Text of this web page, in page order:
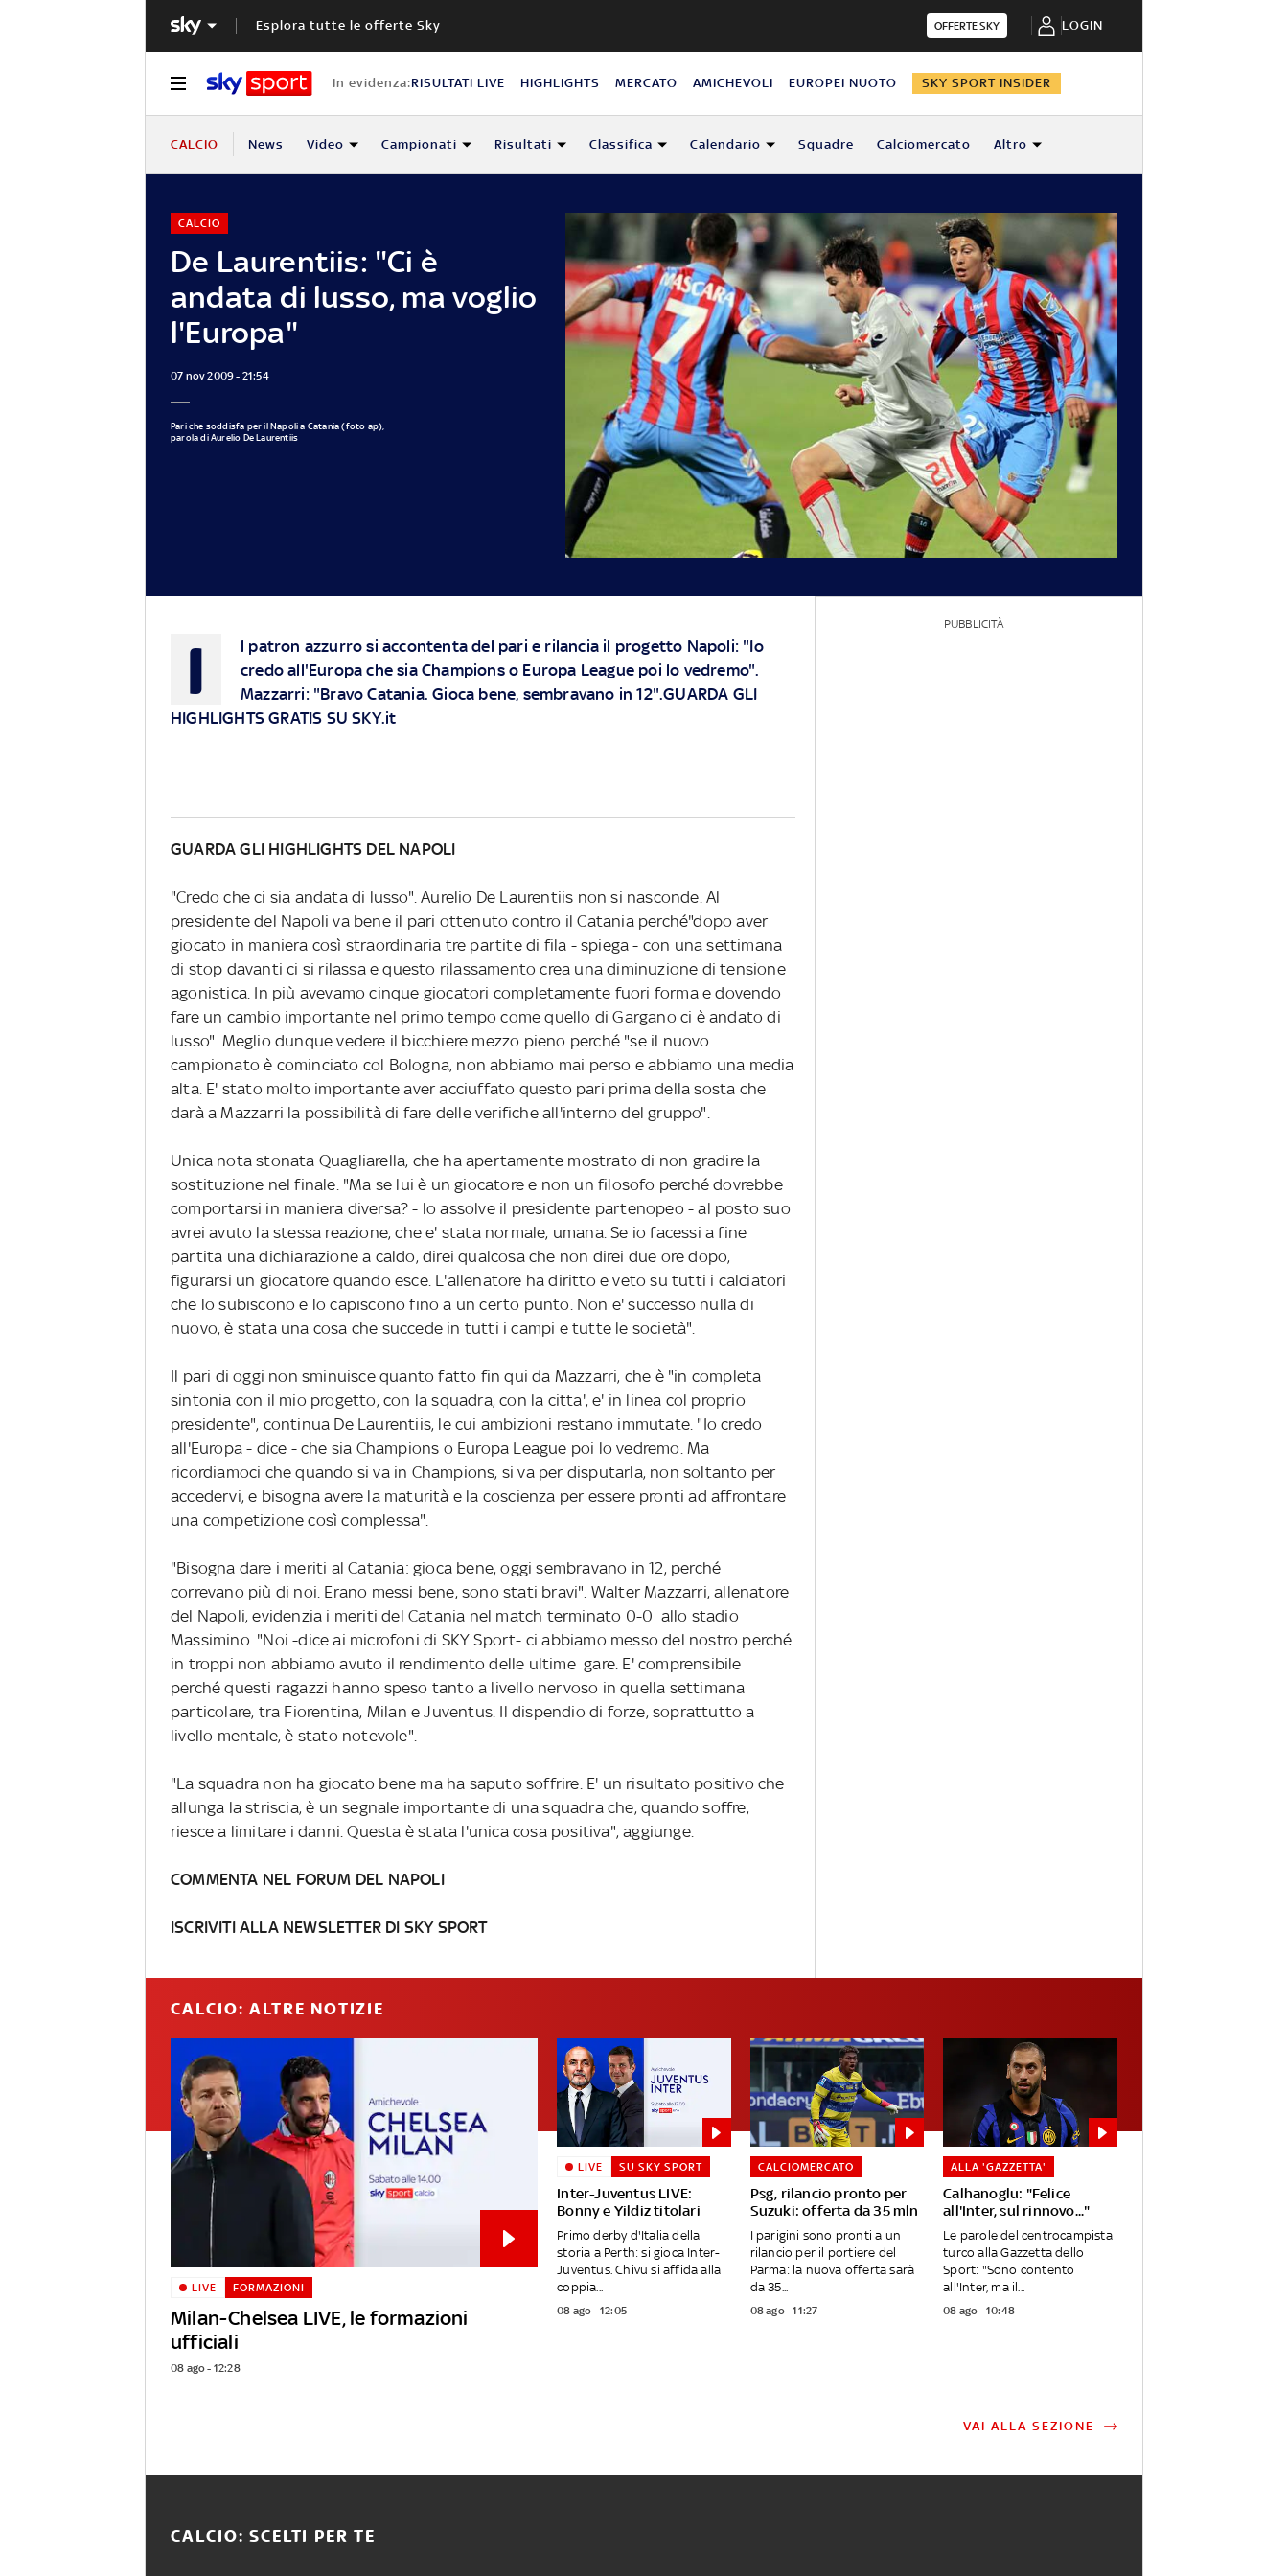
Esplora tutte le offerte Sky OFFERTE SKY LOGIN
In evidenza:RISULTATI LIVE HIGHLIGHTS MERCATO AMICHEVOLI EUROPEI NUOTO SKY SPORT INSIDER
CALCIO News Video Campionati Risultati Classifica Calendario Squadre Calciomercato Altro
De Laurentiis: "Ci è
andata di lusso, ma voglio
l'Europa"
CALCIO
07 nov 2009 - 21:54
Pari che soddisfa per il Napoli a Catania (foto ap),
parola di Aurelio De Laurentiis
I
l patron azzurro si accontenta del pari e rilancia il progetto Napoli: "Io
credo all'Europa che sia Champions o Europa League poi lo vedremo".
Mazzarri: "Bravo Catania. Gioca bene, sembravano in 12".GUARDA GLI
HIGHLIGHTS GRATIS SU SKY.it
GUARDA GLI HIGHLIGHTS DEL NAPOLI
"Credo che ci sia andata di lusso". Aurelio De Laurentiis non si nasconde. Al
presidente del Napoli va bene il pari ottenuto contro il Catania perché"dopo aver
giocato in maniera così straordinaria tre partite di fila - spiega - con una settimana
di stop davanti ci si rilassa e questo rilassamento crea una diminuzione di tensione
agonistica. In più avevamo cinque giocatori completamente fuori forma e dovendo
fare un cambio importante nel primo tempo come quello di Gargano ci è andato di
lusso". Meglio dunque vedere il bicchiere mezzo pieno perché "se il nuovo
campionato è cominciato col Bologna, non abbiamo mai perso e abbiamo una media
alta. E' stato molto importante aver acciuffato questo pari prima della sosta che
darà a Mazzarri la possibilità di fare delle verifiche all'interno del gruppo".
Unica nota stonata Quagliarella, che ha apertamente mostrato di non gradire la
sostituzione nel finale. "Ma se lui è un giocatore e non un filosofo perché dovrebbe
comportarsi in maniera diversa? - lo assolve il presidente partenopeo - al posto suo
avrei avuto la stessa reazione, che e' stata normale, umana. Se io facessi a fine
partita una dichiarazione a caldo, direi qualcosa che non direi due ore dopo,
figurarsi un giocatore quando esce. L'allenatore ha diritto e veto su tutti i calciatori
che lo subiscono e lo capiscono fino a un certo punto. Non e' successo nulla di
nuovo, è stata una cosa che succede in tutti i campi e tutte le società".
Il pari di oggi non sminuisce quanto fatto fin qui da Mazzarri, che è "in completa
sintonia con il mio progetto, con la squadra, con la citta', e' in linea col proprio
presidente", continua De Laurentiis, le cui ambizioni restano immutate. "Io credo
all'Europa - dice - che sia Champions o Europa League poi lo vedremo. Ma
ricordiamoci che quando si va in Champions, si va per disputarla, non soltanto per
accedervi, e bisogna avere la maturità e la coscienza per essere pronti ad affrontare
una competizione così complessa".
"Bisogna dare i meriti al Catania: gioca bene, oggi sembravano in 12, perché
correvano più di noi. Erano messi bene, sono stati bravi". Walter Mazzarri, allenatore
del Napoli, evidenzia i meriti del Catania nel match terminato 0-0 allo stadio
Massimino. "Noi -dice ai microfoni di SKY Sport- ci abbiamo messo del nostro perché
in troppi non abbiamo avuto il rendimento delle ultime gare. E' comprensibile
perché questi ragazzi hanno speso tanto a livello nervoso in quella settimana
particolare, tra Fiorentina, Milan e Juventus. Il dispendio di forze, soprattutto a
livello mentale, è stato notevole".
"La squadra non ha giocato bene ma ha saputo soffrire. E' un risultato positivo che
allunga la striscia, è un segnale importante di una squadra che, quando soffre,
riesce a limitare i danni. Questa è stata l'unica cosa positiva", aggiunge.
COMMENTA NEL FORUM DEL NAPOLI
ISCRIVITI ALLA NEWSLETTER DI SKY SPORT
PUBBLICITÀ
CALCIO: ALTRE NOTIZIE
Milan-Chelsea LIVE, le formazioni
ufficiali
LIVE FORMAZIONI
08 ago - 12:28
Inter-Juventus LIVE:
Bonny e Yildiz titolari
LIVE SU SKY SPORT
Primo derby d'Italia della
storia a Perth: si gioca Inter-
Juventus. Chivu si affida alla
coppia...
08 ago - 12:05
Psg, rilancio pronto per
Suzuki: offerta da 35 mln
CALCIOMERCATO
I parigini sono pronti a un
rilancio per il portiere del
Parma: la nuova offerta sarà
da 35...
08 ago - 11:27
Calhanoglu: "Felice
all'Inter, sul rinnovo..."
ALLA 'GAZZETTA'
Le parole del centrocampista
turco alla Gazzetta dello
Sport: "Sono contento
all'Inter, ma il...
08 ago - 10:48
VAI ALLA SEZIONE
CALCIO: SCELTI PER TE